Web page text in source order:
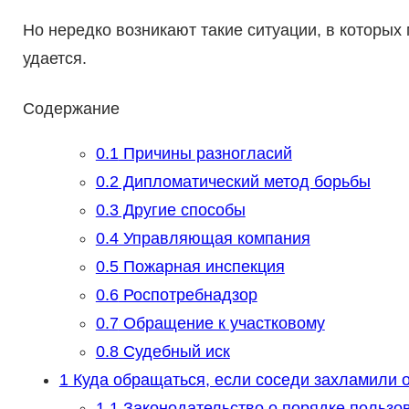
Но нередко возникают такие ситуации, в
удается.
Содержание
0.1Причины разногласий
0.2Дипломатический метод борьбы
0.3Другие способы
0.4Управляющая компания
0.5Пожарная инспекция
0.6Роспотребнадзор
0.7Обращение к участковому
0.8Судебный иск
1Куда обращаться, если соседи захламили